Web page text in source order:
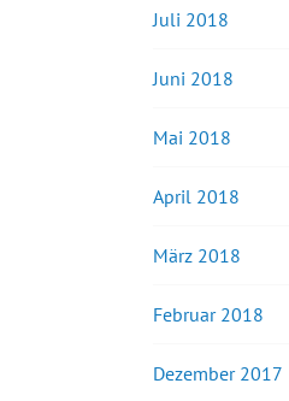
Juli 2018
Juni 2018
Mai 2018
April 2018
März 2018
Februar 2018
Dezember 2017